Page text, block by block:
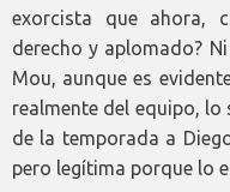
exorcista que ahora,
derecho y aplomado?
Mou, aunque es
realmente del equipo, lo
de la temporada a
pero legítima porque lo